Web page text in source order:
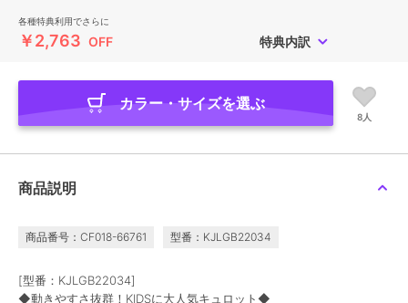
各種特典利用でさらに
￥2,763 OFF 特典内訳
カラー・サイズを選ぶ
8人
商品説明
商品番号：CF018-66761 型番：KJLGB22034
[型番：KJLGB22034]
◆動きやすさ抜群！KIDSに大人気キュロット◆